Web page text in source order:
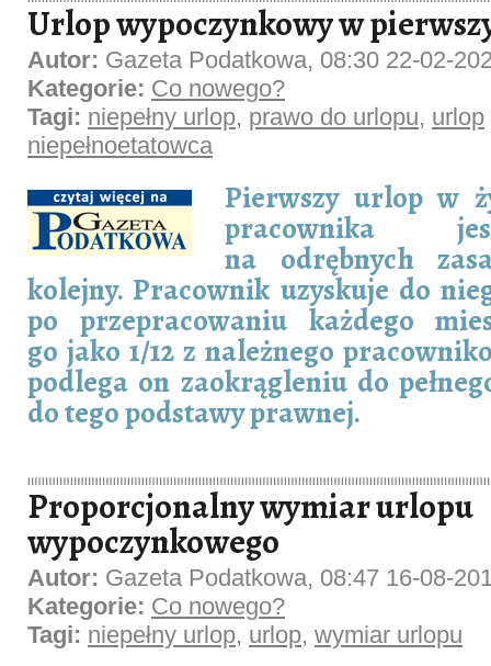
Urlop wypoczynkowy w
Autor: Gazeta Podatkowa, 08:30 22-02-
Kategorie: Co nowego?
Tagi: niepełny urlop, prawo do urlopu, urlop
niepełnoetatowca
Pierwszy urlop w
pracownika
na odrębnych
kolejny. Pracownik uzyskuje do
po przepracowaniu każdego
go jako 1/12 z należnego
podlega on zaokrągleniu do
do tego podstawy prawnej.
Proporcjonalny wymiar urlopu
wypoczynkowego
Autor: Gazeta Podatkowa, 08:47 16-08-
Kategorie: Co nowego?
Tagi: niepełny urlop, urlop, wymiar urlopu